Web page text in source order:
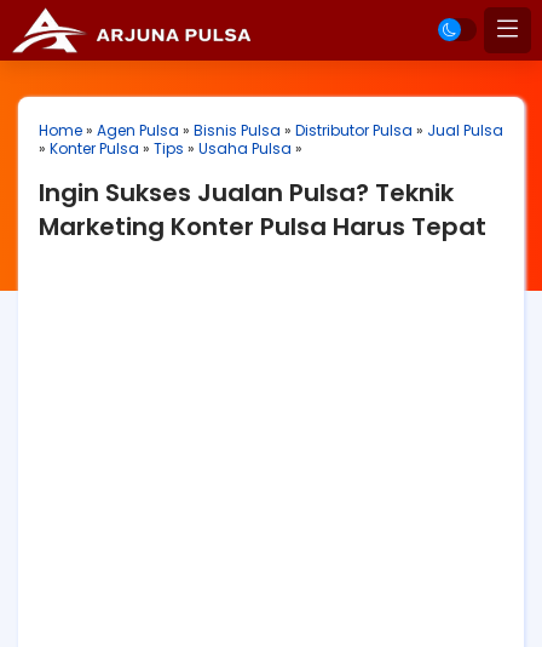
Home» Agen Pulsa » Bisnis Pulsa » Distributor Pulsa » Jual Pulsa
» Konter Pulsa » Tips » Usaha Pulsa »
Ingin Sukses Jualan Pulsa? Teknik
Marketing Konter Pulsa Harus Tepat